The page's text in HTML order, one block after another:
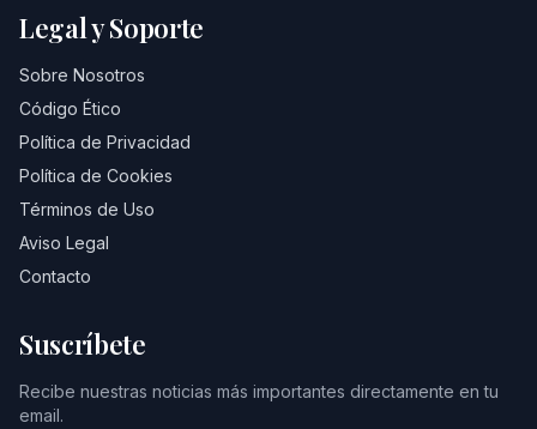
Legal y Soporte
Sobre Nosotros
Código Ético
Política de Privacidad
Política de Cookies
Términos de Uso
Aviso Legal
Contacto
Suscríbete
Recibe nuestras noticias más importantes directamente en tu
email.